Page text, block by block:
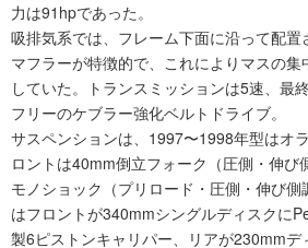
力は91hpであった。
吸排気系では、フレーム下面に沿って配置
マフラーが特徴的で、これによりマスの
していた。トランスミッションは5速、最
フリーのケブラー強化ベルトドライブ。
サスペンションは、1997〜1998年型はオ
ロントは40mm倒立フォーク（圧側・伸び
モノショック（プリロード・圧側・伸び
はフロントが340mmシングルディスクに
製6ピストンキャリパー、リアが230mmデ